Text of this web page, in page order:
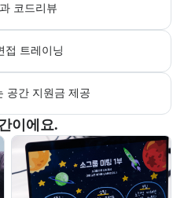
코드리뷰
접 트레이닝
공간 지원금 제공
이에요.
로 보여준다.